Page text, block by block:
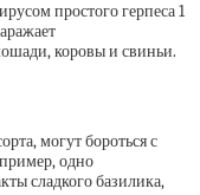
простого герпеса 1
коровы и свиньи.
могут бороться с
одно
сладкого базилика,